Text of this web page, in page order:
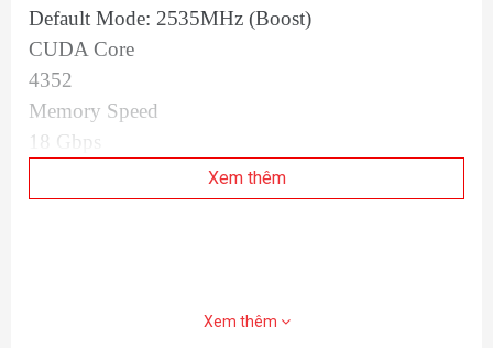
Default Mode: 2535MHz (Boost)
CUDA Core
4352
Memory Speed
18 Gbps
128-bit
Yes x 1 (Native HDMI 2.1)
Xem thêm
Xem thêm